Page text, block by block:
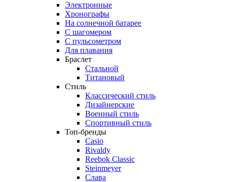
Электронные
Хронографы
На солнечной батарее
С шагомером
С пульсометром
Для плавания
Браслет
Стальной
Титановый
Стиль
Классический стиль
Дизайнерские
Военный стиль
Спортивный стиль
Топ-бренды
Casio
Rivaldy
Reebok Classic
Steinmeyer
Слава